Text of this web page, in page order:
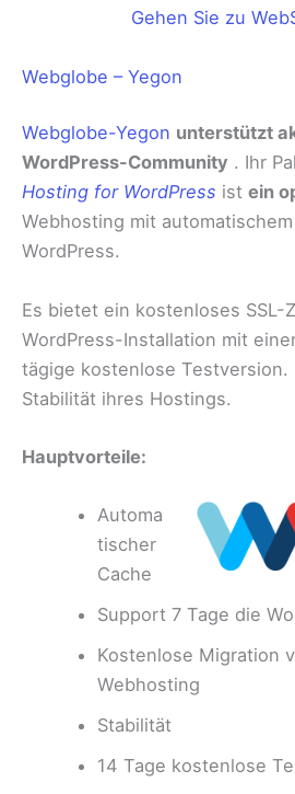
Gehen Sie zu
Webglobe – Yegon
Webglobe-Yegon unterstützt
WordPress-Community . Ihr
Hosting for WordPress ist ein
Webhosting mit
WordPress.
Es bietet ein kostenloses SSL-
WordPress-Installation mit
tägige kostenlose Testversion.
Stabilität ihres Hostings.
Hauptvorteile:
Automa
tischer
Cache
Support 7 Tage die
Kostenlose Migration
Webhosting
Stabilität
14 Tage kostenlose